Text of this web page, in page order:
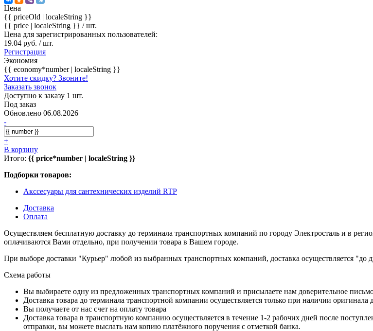
Цена
{{ priceOld | localeString }}
{{ price | localeString }} / шт.
Цена для зарегистрированных пользователей:
19.04 руб. / шт.
Регистрация
Экономия
{{ economy*number | localeString }}
Хотите скидку? Звоните!
Заказать звонок
Доступно к заказу 1 шт.
Под заказ
Обновлено 06.08.2026
-
+
В корзину
Итого: {{ price*number | localeString }}
Подборки товаров:
Акссесуары для сантехнических изделий RTP
Доставка
Оплата
Осуществляем бесплатную доставку до терминала транспортных компаний по городу Электросталь и в
оплачиваются Вами отдельно, при получении товара в Вашем городе.
При выборе доставки "Курьер" любой из выбранных транспортных компаний, доставка осуществляется "до
Схема работы
Вы выбираете одну из предложенных транспортных компаний и присылаете нам доверительное
Доставка товара до терминала транспортной компании осуществляется только при наличии оригинала
Вы получаете от нас счет на оплату товара
Доставка товара в транспортную компанию осуществляется в течение 1-2 рабочих дней после
отправки, вы можете выслать нам копию платёжного поручения с отметкой банка.